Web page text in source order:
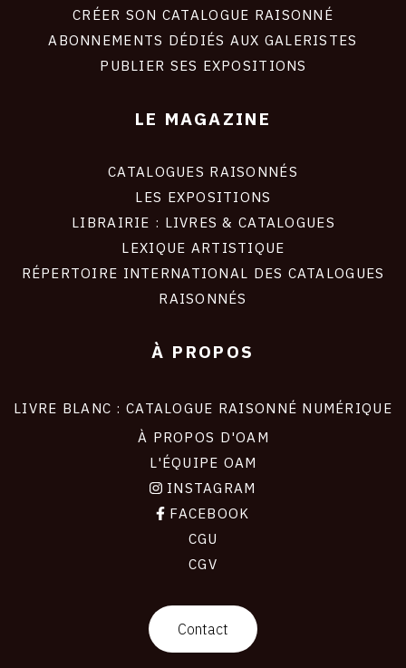
CRÉER SON CATALOGUE RAISONNÉ
ABONNEMENTS DÉDIÉS AUX GALERISTES
PUBLIER SES EXPOSITIONS
LE MAGAZINE
CATALOGUES RAISONNÉS
LES EXPOSITIONS
LIBRAIRIE : LIVRES & CATALOGUES
LEXIQUE ARTISTIQUE
RÉPERTOIRE INTERNATIONAL DES CATALOGUES
RAISONNÉS
À PROPOS
LIVRE BLANC : CATALOGUE RAISONNÉ NUMÉRIQUE
À PROPOS D'OAM
L'ÉQUIPE OAM
INSTAGRAM
FACEBOOK
CGU
CGV
Contact